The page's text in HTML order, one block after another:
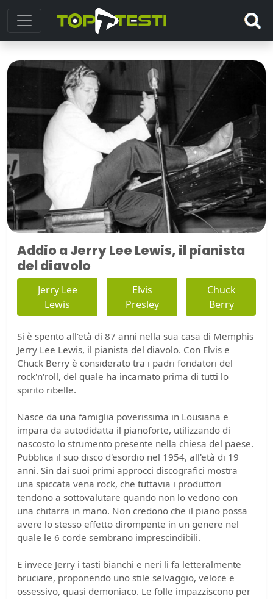
Addio a Jerry Lee Lewis, il pianista
del diavolo
Jerry Lee
Lewis
Elvis
Presley
Chuck
Berry
Si è spento all'età di 87 anni nella sua casa di Memphis
Jerry Lee Lewis, il pianista del diavolo. Con Elvis e
Chuck Berry è considerato tra i padri fondatori del
rock'n'roll, del quale ha incarnato prima di tutti lo
spirito ribelle.
Nasce da una famiglia poverissima in Lousiana e
impara da autodidatta il pianoforte, utilizzando di
nascosto lo strumento presente nella chiesa del paese.
Pubblica il suo disco d'esordio nel 1954, all'età di 19
anni. Sin dai suoi primi approcci discografici mostra
una spiccata vena rock, che tuttavia i produttori
tendono a sottovalutare quando non lo vedono con
una chitarra in mano. Non credono che il piano possa
avere lo stesso effetto dirompente in un genere nel
quale le 6 corde sembrano imprescindibili.
E invece Jerry i tasti bianchi e neri li fa letteralmente
bruciare, proponendo uno stile selvaggio, veloce e
ossessivo, quasi demoniaco. Le folle impazziscono per